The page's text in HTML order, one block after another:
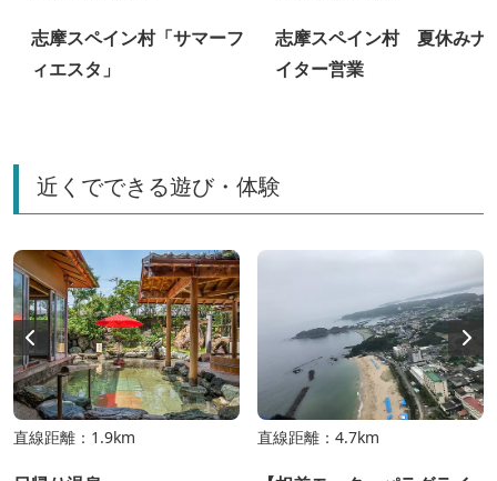
志摩スペイン村「サマーフ
ィエスタ」
志摩スペイン村 夏休みナ
イター営業
近くでできる遊び・体験
直線距離：1.9km 直線距離：4.7km